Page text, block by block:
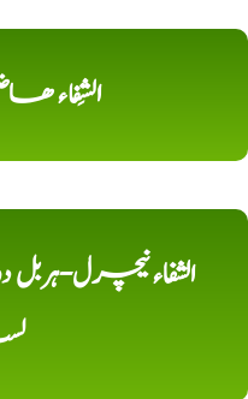
الشِفاء
الشفاء نیچرل-